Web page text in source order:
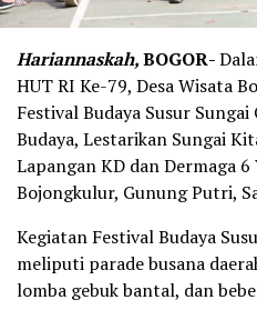
Hariannaskah,BOGOR-
HUT RI Ke-79, Desa Wisata
Festival Budaya Susur
Budaya, Lestarikan Sungai
Lapangan KD dan Dermaga
Bojongkulur, Gunung Putri,
Kegiatan Festival Budaya
meliputi parade busana
lomba gebuk bantal, dan